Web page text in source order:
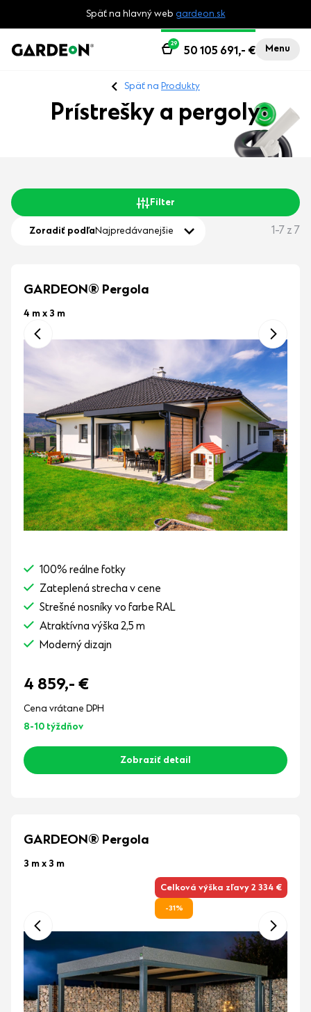
Späť na hlavný web gardeon.sk
Menu
50 105 691,- €
29
Späť na Produkty
Prístrešky a pergoly
Filter
Zoradiť podľaNajpredávanejšie 1-7 z 7
GARDEON® Pergola
4 m x 3 m
100% reálne fotky
Zateplená strecha v cene
Strešné nosníky vo farbe RAL
Atraktívna výška 2,5 m
Moderný dizajn
4 859,- €
Cena vrátane DPH
8-10 týždňov
Zobraziť detail
GARDEON® Pergola
3 m x 3 m
Celková výška zľavy 2 334 €
-31%